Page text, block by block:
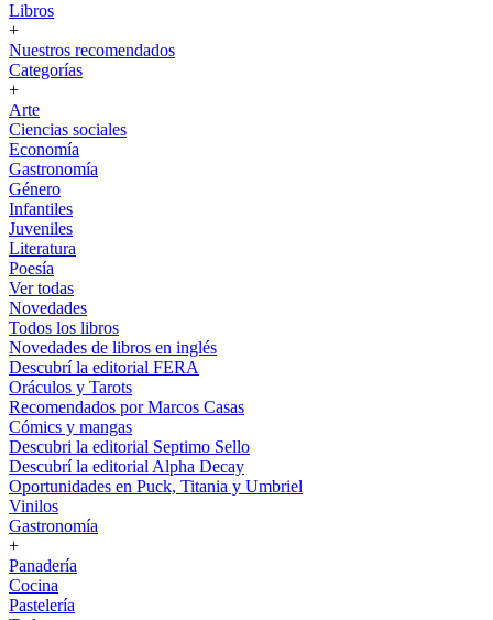
Libros
+
Nuestros recomendados
Categorías
+
Arte
Ciencias sociales
Economía
Gastronomía
Género
Infantiles
Juveniles
Literatura
Poesía
Ver todas
Novedades
Todos los libros
Novedades de libros en inglés
Descubrí la editorial FERA
Oráculos y Tarots
Recomendados por Marcos Casas
Cómics y mangas
Descubri la editorial Septimo Sello
Descubrí la editorial Alpha Decay
Oportunidades en Puck, Titania y Umbriel
Vinilos
Gastronomía
+
Panadería
Cocina
Pastelería